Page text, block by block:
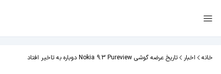
خانه اخبار تاریخ عرضه گوشی Nokia 9.3 Pureview دوباره به تاخیر افتاد